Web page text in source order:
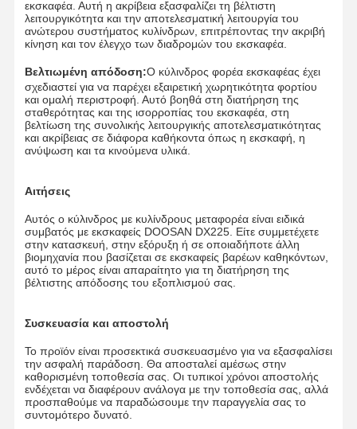
Εμάς
Εργοστασίων
Έλεγχος
Τμήματα υποτροχιάς
τροχονόμος
Ρολάρι μεταφοράς
Μπροστινός ενδιάμεσος τροχός μετάδοσης κίνισης
γρανάζι αλυσίδας
Αλυσίδα τροχιάς
Τραπέζι υποδημάτων
εκσκαφέα. Αυτή η ακρίβεια εξασφαλίζει τη βέλτιστη
λειτουργικότητα και την αποτελεσματική λειτουργία του
ανώτερου συστήματος κυλίνδρων, επιτρέποντας την ακριβή
κίνηση και τον έλεγχο των διαδρομών του εκσκαφέα.
Βελτιωμένη απόδοση:Ο κύλινδρος φορέα εκσκαφέας έχει
σχεδιαστεί για να παρέχει εξαιρετική χωρητικότητα φορτίου
και ομαλή περιστροφή. Αυτό βοηθά στη διατήρηση της
σταθερότητας και της ισορροπίας του εκσκαφέα, στη
βελτίωση της συνολικής λειτουργικής αποτελεσματικότητας
και ακρίβειας σε διάφορα καθήκοντα όπως η εκσκαφή, η
ανύψωση και τα κινούμενα υλικά.
Αιτήσεις
Αυτός ο κύλινδρος με κυλίνδρους μεταφορέα είναι ειδικά
συμβατός με εκσκαφείς DOOSAN DX225. Είτε συμμετέχετε
στην κατασκευή, στην εξόρυξη ή σε οποιαδήποτε άλλη
βιομηχανία που βασίζεται σε εκσκαφείς βαρέων καθηκόντων,
αυτό το μέρος είναι απαραίτητο για τη διατήρηση της
βέλτιστης απόδοσης του εξοπλισμού σας.
Συσκευασία και αποστολή
Το προϊόν είναι προσεκτικά συσκευασμένο για να εξασφαλίσει
την ασφαλή παράδοση. Θα αποσταλεί αμέσως στην
καθορισμένη τοποθεσία σας. Οι τυπικοί χρόνοι αποστολής
ενδέχεται να διαφέρουν ανάλογα με την τοποθεσία σας, αλλά
προσπαθούμε να παραδώσουμε την παραγγελία σας το
συντομότερο δυνατό.